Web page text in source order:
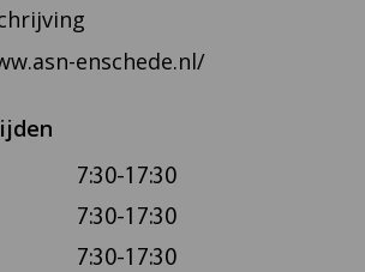
enschede.nl/
7:30-17:30
7:30-17:30
7:30-17:30